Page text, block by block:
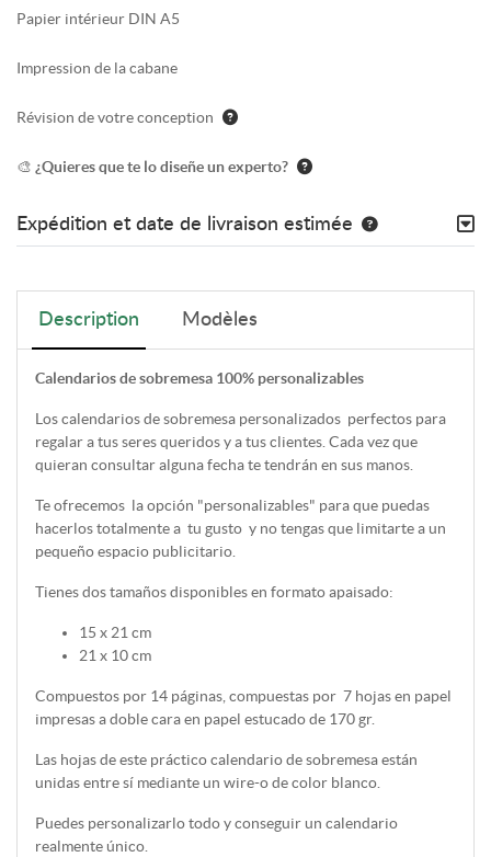
Papier intérieur DIN A5
Impression de la cabane
Révision de votre conception
🎨 ¿Quieres que te lo diseñe un experto?
Expédition et date de livraison estimée
Description Modèles
Calendarios de sobremesa 100% personalizables
Los calendarios de sobremesa personalizados perfectos para
regalar a tus seres queridos y a tus clientes. Cada vez que
quieran consultar alguna fecha te tendrán en sus manos.
Te ofrecemos la opción "personalizables" para que puedas
hacerlos totalmente a tu gusto y no tengas que limitarte a un
pequeño espacio publicitario.
Tienes dos tamaños disponibles en formato apaisado:
15 x 21 cm
21 x 10 cm
Compuestos por 14 páginas, compuestas por 7 hojas en papel
impresas a doble cara en papel estucado de 170 gr.
Las hojas de este práctico calendario de sobremesa están
unidas entre sí mediante un wire-o de color blanco.
Puedes personalizarlo todo y conseguir un calendario
realmente único.